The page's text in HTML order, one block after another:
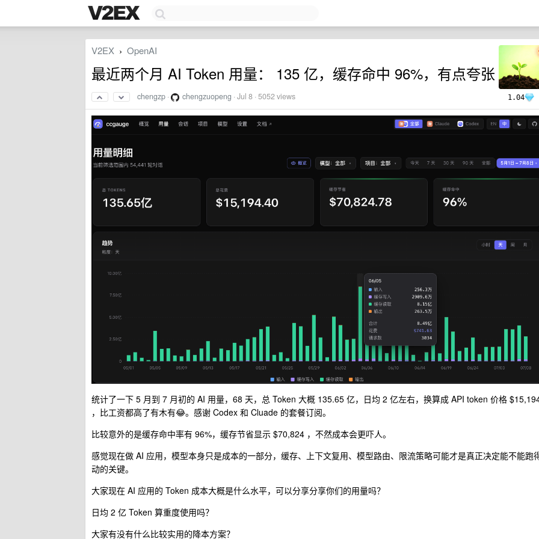
1.04
V2EX › OpenAI
最近两个月 AI Token 用量： 135 亿，缓存命中 96%，有点夸张
chengzp · chengzuopeng ·Jul 8 · 5052 views
统计了一下 5 月到 7 月初的 AI 用量，68 天，总 Token 大概 135.65 亿，日均 2 亿左右，换算成 API token 价格
，比工资都高了有木有😂。感谢 Codex 和 Cluade 的套餐订阅。
比较意外的是缓存命中率有 96%，缓存节省显示 $70,824 ，不然成本会更吓人。
感觉现在做 AI 应用，模型本身只是成本的一部分，缓存、上下文复用、模型路由、限流策略可能才是真正决定能不能跑
动的关键。
大家现在 AI 应用的 Token 成本大概是什么水平，可以分享分享你们的用量吗？
日均 2 亿 Token 算重度使用吗？
大家有没有什么比较实用的降本方案？